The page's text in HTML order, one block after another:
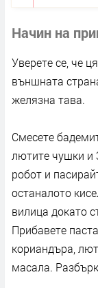
Начин на
Уверете се, че
външната
желязна тава.
Смесете
лютите чушки и
робот и
останалото
вилица докато
Прибавете
кориандъра,
масала.